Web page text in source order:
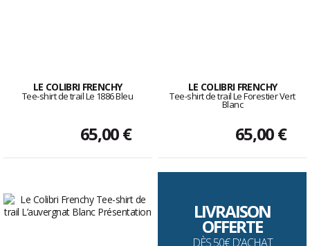
LE COLIBRI FRENCHY
Tee-shirt de trail Le 1886 Bleu
65,00 €
LE COLIBRI FRENCHY
Tee-shirt de trail Le Forestier Vert
Blanc
65,00 €
LIVRAISON
OFFERTE
DÈS 50€ D'ACHAT